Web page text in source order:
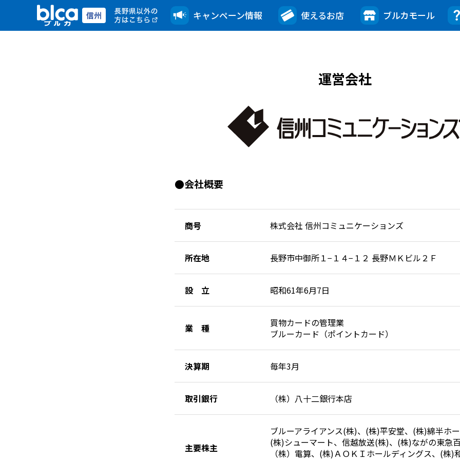
キャンペーン情報 使えるお店 ブルカモール
運営会社
●会社概要
商号 株式会社 信州コミュニケーションズ
所在地 長野市中御所１−１４−１２ 長野ＭＫビル２Ｆ
設 立 昭和61年6月7日
業 種
買物カードの管理業
ブルーカード（ポイントカード）
決算期 毎年3月
取引銀行 （株）八十二銀行本店
主要株主
ブルーアライアンス(株)、(株)平安堂、(株)綿半ホ
(株)シューマート、信越放送(株)、(株)ながの東急
（株）電算、(株)ＡＯＫＩホールディングス、(株)